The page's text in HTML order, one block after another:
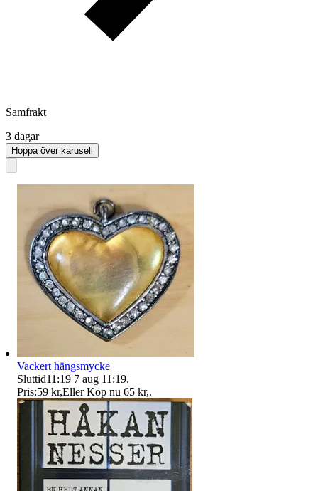
Samfrakt
3 dagar
Hoppa över karusell
Vackert hängsmycke
Sluttid11:19 7 aug 11:19.
Pris:59 kr,Eller Köp nu 65 kr,.